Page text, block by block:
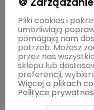
Dostawa i
Moje konto
Gwarancja i
O firmie
Pliki cookies i
umożliwiają
pomagają nam
potrzeb. Możesz
przez nas
sklepu lub
preferencji,
Więcej o plikach
Polityce